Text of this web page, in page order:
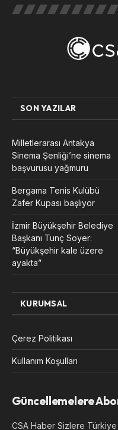
SON YAZILAR
Milletlerarası Antakya
Sinema Şenliği’ne sinema
başvurusu yağmuru
Bergama Tenis Kulübü
Zafer Kupası başlıyor
İzmir Büyükşehir Belediye
Başkanı Tunç Soyer:
“Büyükşehir kale üzere
ayakta”
KURUMSAL
Çerez Politikası
Kullanım Koşulları
Güncellemelere
CSA Haber Sizlere